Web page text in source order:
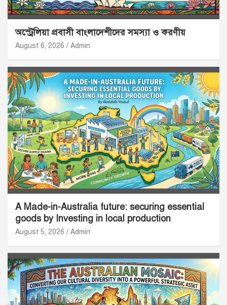
অস্ট্রেলিয়া প্রবাসী বাংলাদেশীদের সমস্যা ও করণীয়
August 6, 2026 Admin
A Made-in-Australia future: securing essential
goods by Investing in local production
August 5, 2026 Admin